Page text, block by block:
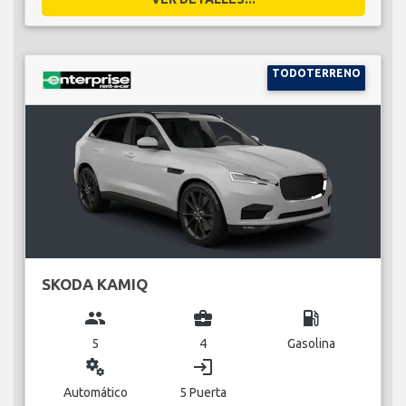
TODOTERRENO
SKODA KAMIQ
group
5
business_center
4
local_gas_station
Gasolina
miscellaneous_services
Automático
login
5 Puerta